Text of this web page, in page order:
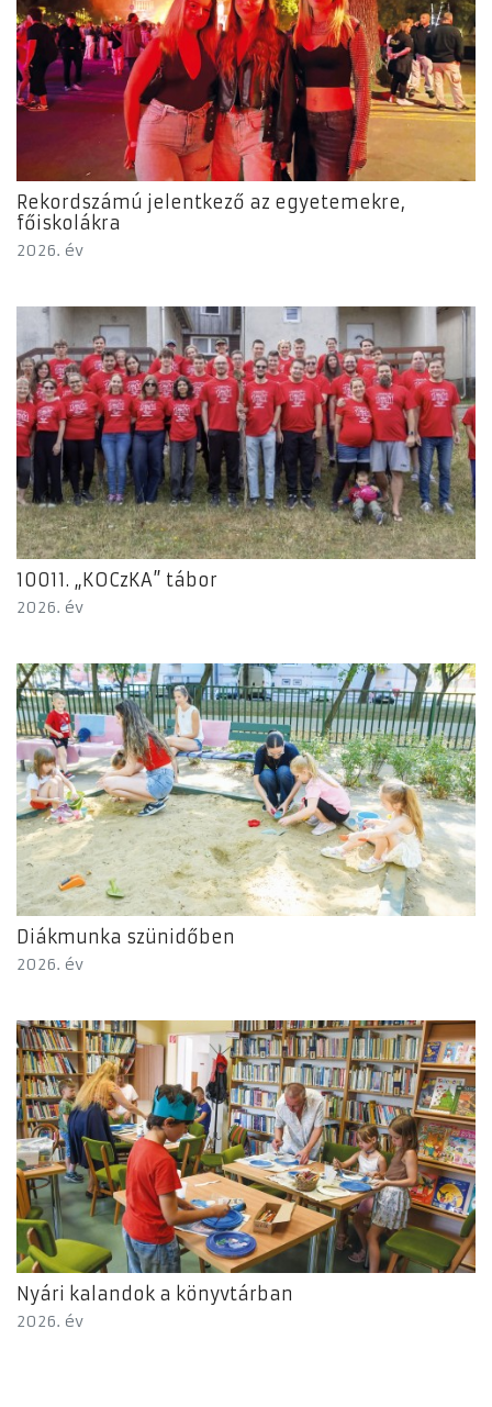
Rekordszámú jelentkező az egyetemekre,
főiskolákra
2026. év
10011. „KOCzKA” tábor
2026. év
Diákmunka szünidőben
2026. év
Nyári kalandok a könyvtárban
2026. év